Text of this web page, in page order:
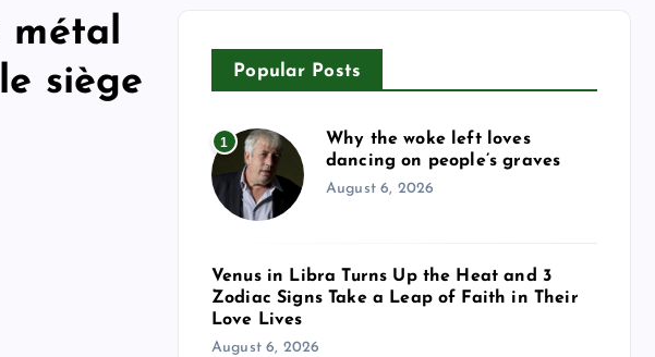
métal
siège
Popular Posts
1
Why the woke left loves
dancing on people’s graves
August 6, 2026
Venus in Libra Turns Up the Heat and 3
Zodiac Signs Take a Leap of Faith in Their
Love Lives
August 6, 2026